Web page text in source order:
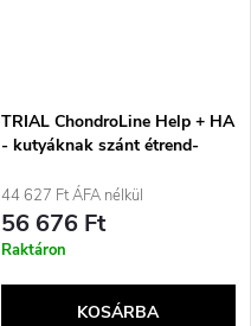
TRIAL ChondroLine Help + HA
- kutyáknak szánt étrend-
44 627 Ft ÁFA nélkül
56 676 Ft
Raktáron
KOSÁRBA